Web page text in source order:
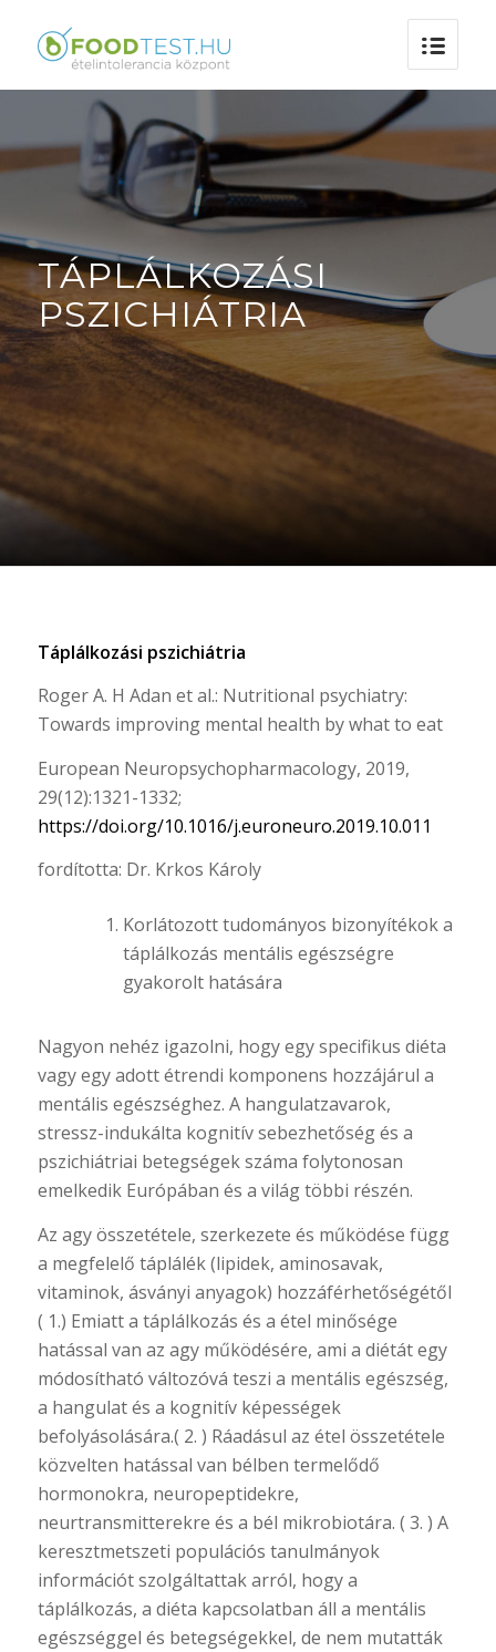
TÁPLÁLKOZÁSI
PSZICHIÁTRIA
Táplálkozási pszichiátria
Roger A. H Adan et al.: Nutritional psychiatry:
Towards improving mental health by what to eat
European Neuropsychopharmacology, 2019,
29(12):1321-1332;
https://doi.org/10.1016/j.euroneuro.2019.10.011
fordította: Dr. Krkos Károly
Korlátozott tudományos bizonyítékok a
táplálkozás mentális egészségre
gyakorolt hatására
Nagyon nehéz igazolni, hogy egy specifikus diéta
vagy egy adott étrendi komponens hozzájárul a
mentális egészséghez. A hangulatzavarok,
stressz-indukálta kognitív sebezhetőség és a
pszichiátriai betegségek száma folytonosan
emelkedik Európában és a világ többi részén.
Az agy összetétele, szerkezete és működése függ
a megfelelő táplálék (lipidek, aminosavak,
vitaminok, ásványi anyagok) hozzáférhetőségétől
( 1.) Emiatt a táplálkozás és a étel minősége
hatással van az agy működésére, ami a diétát egy
módosítható változóvá teszi a mentális egészség,
a hangulat és a kognitív képességek
befolyásolására.( 2. ) Ráadásul az étel összetétele
közvelten hatással van bélben termelődő
hormonokra, neuropeptidekre,
neurtransmitterekre és a bél mikrobiotára. ( 3. ) A
keresztmetszeti populációs tanulmányok
információt szolgáltattak arról, hogy a
táplálkozás, a diéta kapcsolatban áll a mentális
egészséggel és betegségekkel, de nem mutatták